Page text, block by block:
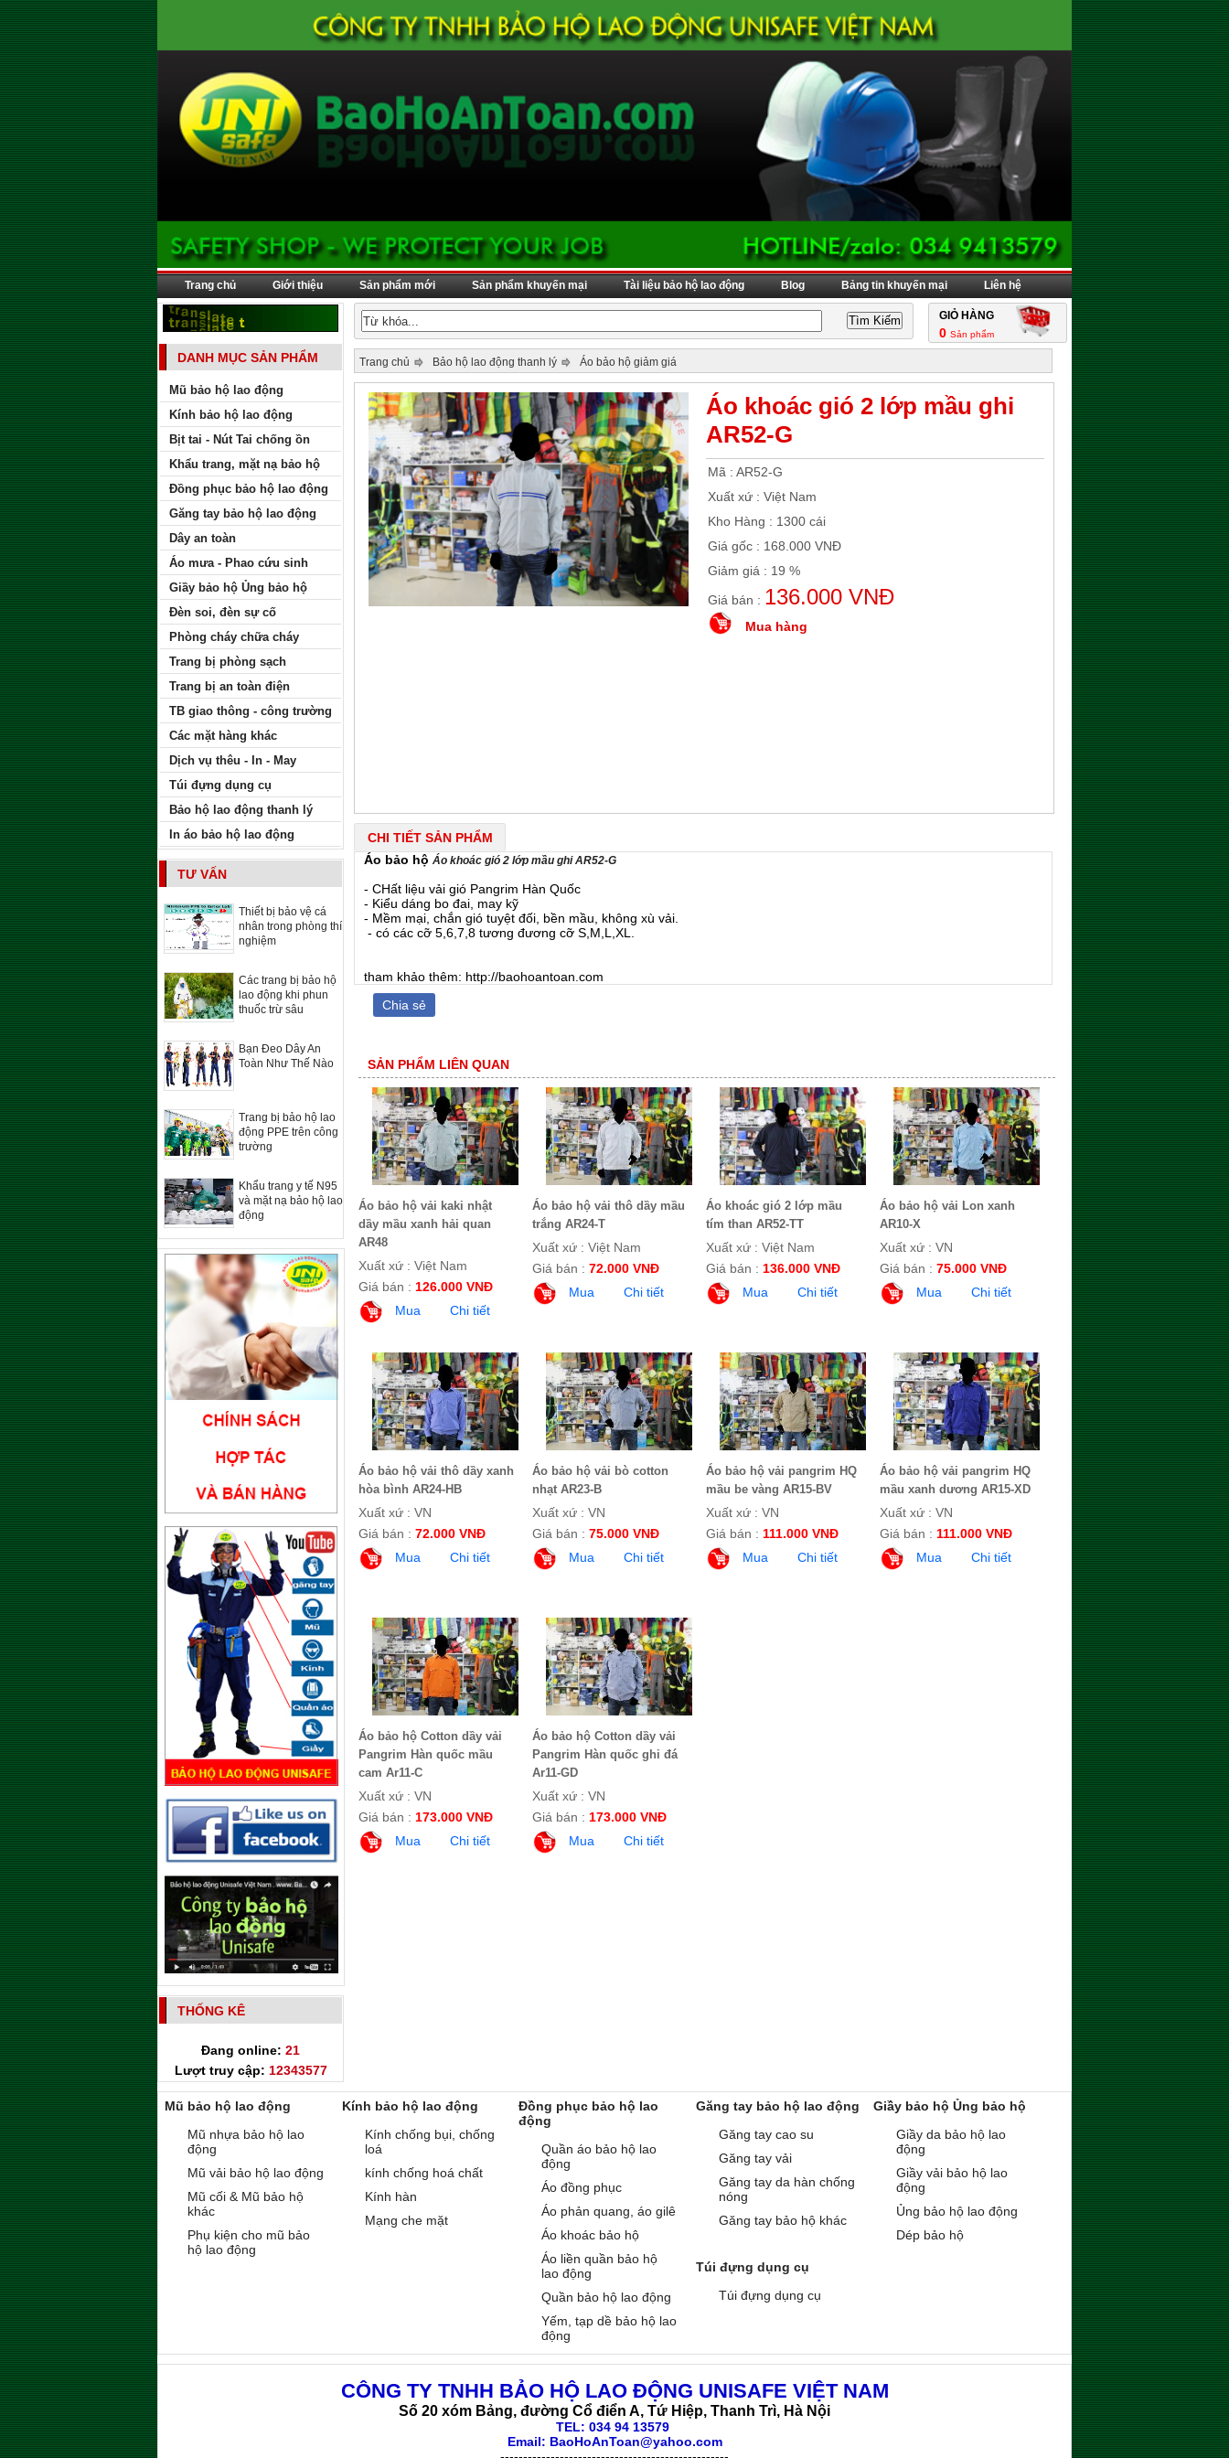
Trang chủ Giới thiệu Sản phẩm mới Sản phẩm khuyến mại Tài liệu bảo hộ lao động Blog Bảng tin khuyến mại Liên hệ
DANH MỤC SẢN PHẨM
Mũ bảo hộ lao động
Kính bảo hộ lao động
Bịt tai - Nút Tai chống ồn
Khẩu trang, mặt nạ bảo hộ
Đồng phục bảo hộ lao động
Găng tay bảo hộ lao động
Dây an toàn
Áo mưa - Phao cứu sinh
Giầy bảo hộ Ủng bảo hộ
Đèn soi, đèn sự cố
Phòng cháy chữa cháy
Trang bị phòng sạch
Trang bị an toàn điện
TB giao thông - công trường
Các mặt hàng khác
Dịch vụ thêu - In - May
Túi đựng dụng cụ
Bảo hộ lao động thanh lý
In áo bảo hộ lao động
TƯ VẤN
Thiết bị bảo vệ cá
nhân trong phòng thí
nghiệm
Các trang bị bảo hộ
lao động khi phun
thuốc trừ sâu
Bạn Đeo Dây An
Toàn Như Thế Nào
Trang bị bảo hộ lao
động PPE trên công
trường
Khẩu trang y tế N95
và mặt nạ bảo hộ lao
động
THỐNG KÊ
Đang online: 21
Lượt truy cập: 12343577
GIỎ HÀNG
0 Sản phẩm
Trang chủ Bảo hộ lao động thanh lý Áo bảo hộ giảm giá
Áo khoác gió 2 lớp mầu ghi
AR52-G
Mã : AR52-G
Xuất xứ : Việt Nam
Kho Hàng : 1300 cái
Giá gốc : 168.000 VNĐ
Giảm giá : 19 %
Giá bán : 136.000 VNĐ
Mua hàng
CHI TIẾT SẢN PHẨM
Áo bảo hộ Áo khoác gió 2 lớp mầu ghi AR52-G
- CHất liệu vải gió Pangrim Hàn Quốc
- Kiểu dáng bo đai, may kỹ
- Mềm mại, chắn gió tuyệt đối, bền mầu, không xù vải.
- có các cỡ 5,6,7,8 tương đương cỡ S,M,L,XL.
tham khảo thêm: http://baohoantoan.com
Chia sẻ
SẢN PHẨM LIÊN QUAN
Áo bảo hộ vải kaki nhật
dầy mầu xanh hải quan
AR48
Xuất xứ : Việt Nam
Giá bán : 126.000 VNĐ
Mua
Chi tiết
Áo bảo hộ vải thô dầy mầu
trắng AR24-T
Xuất xứ : Việt Nam
Giá bán : 72.000 VNĐ
Mua
Chi tiết
Áo khoác gió 2 lớp mầu
tím than AR52-TT
Xuất xứ : Việt Nam
Giá bán : 136.000 VNĐ
Mua
Chi tiết
Áo bảo hộ vải Lon xanh
AR10-X
Xuất xứ : VN
Giá bán : 75.000 VNĐ
Mua
Chi tiết
Áo bảo hộ vải thô dầy xanh
hòa bình AR24-HB
Xuất xứ : VN
Giá bán : 72.000 VNĐ
Mua
Chi tiết
Áo bảo hộ vải bò cotton
nhạt AR23-B
Xuất xứ : VN
Giá bán : 75.000 VNĐ
Mua
Chi tiết
Áo bảo hộ vải pangrim HQ
mầu be vàng AR15-BV
Xuất xứ : VN
Giá bán : 111.000 VNĐ
Mua
Chi tiết
Áo bảo hộ vải pangrim HQ
mầu xanh dương AR15-XD
Xuất xứ : VN
Giá bán : 111.000 VNĐ
Mua
Chi tiết
Áo bảo hộ Cotton dầy vải
Pangrim Hàn quốc mầu
cam Ar11-C
Xuất xứ : VN
Giá bán : 173.000 VNĐ
Mua
Chi tiết
Áo bảo hộ Cotton dầy vải
Pangrim Hàn quốc ghi đá
Ar11-GD
Xuất xứ : VN
Giá bán : 173.000 VNĐ
Mua
Chi tiết
Mũ bảo hộ lao động
Mũ nhựa bảo hộ lao
động
Mũ vải bảo hộ lao động
Mũ cối & Mũ bảo hộ
khác
Phụ kiện cho mũ bảo
hộ lao động
Kính bảo hộ lao động
Kính chống bụi, chống
loá
kính chống hoá chất
Kính hàn
Mạng che mặt
Đồng phục bảo hộ lao
động
Quần áo bảo hộ lao
động
Áo đồng phục
Áo phản quang, áo gilê
Áo khoác bảo hộ
Áo liền quần bảo hộ
lao động
Quần bảo hộ lao động
Yếm, tạp dề bảo hộ lao
động
Găng tay bảo hộ lao động
Găng tay cao su
Găng tay vải
Găng tay da hàn chống
nóng
Găng tay bảo hộ khác
Giầy bảo hộ Ủng bảo hộ
Giầy da bảo hộ lao
động
Giầy vải bảo hộ lao
động
Ủng bảo hộ lao động
Dép bảo hộ
Túi đựng dụng cụ
Túi đựng dụng cụ
CÔNG TY TNHH BẢO HỘ LAO ĐỘNG UNISAFE VIỆT NAM
Số 20 xóm Bảng, đường Cổ điển A, Tứ Hiệp, Thanh Trì, Hà Nội
TEL: 034 94 13579
Email: BaoHoAnToan@yahoo.com